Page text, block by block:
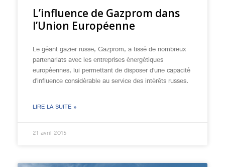
L’influence de Gazprom dans
l’Union Européenne
Le géant gazier russe, Gazprom, a tissé de nombreux
partenariats avec les entreprises énergétiques
européennes, lui permettant de disposer d’une capacité
d’influence considérable au service des intérêts russes.
LIRE LA SUITE »
21 avril 2015